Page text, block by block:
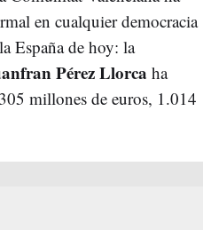
en cualquier democracia
España de hoy: la
Pérez Llorca ha
millones de euros, 1.014